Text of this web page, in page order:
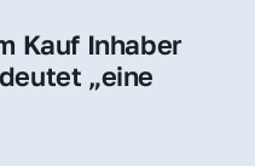
Kauf Inhaber
„eine